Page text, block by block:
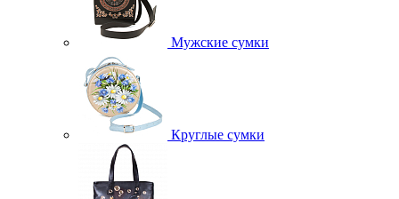
Мужские сумки
Круглые сумки